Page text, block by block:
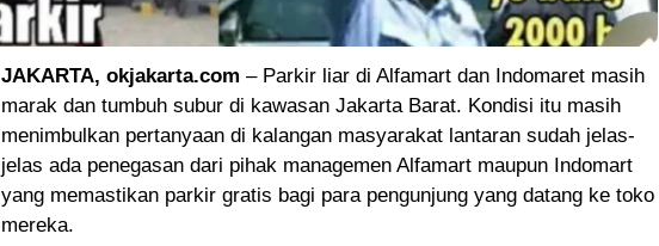
JAKARTA, okjakarta.com – Parkir liar di Alfamart dan Indomaret masih
marak dan tumbuh subur di kawasan Jakarta Barat. Kondisi itu masih
menimbulkan pertanyaan di kalangan masyarakat lantaran sudah jelas-
jelas ada penegasan dari pihak managemen Alfamart maupun Indomart
yang memastikan parkir gratis bagi para pengunjung yang datang ke toko
mereka.